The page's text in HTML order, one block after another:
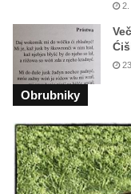
2.
Obrubniky